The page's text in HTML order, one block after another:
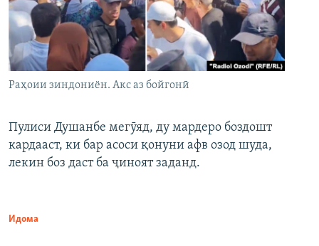
Раҳоии зиндониён. Акс аз бойгонӣ
Пулиси Душанбе мегӯяд, ду мардеро боздошт
кардааст, ки бар асоси қонуни афв озод шуда,
лекин боз даст ба ҷиноят заданд.
Идома